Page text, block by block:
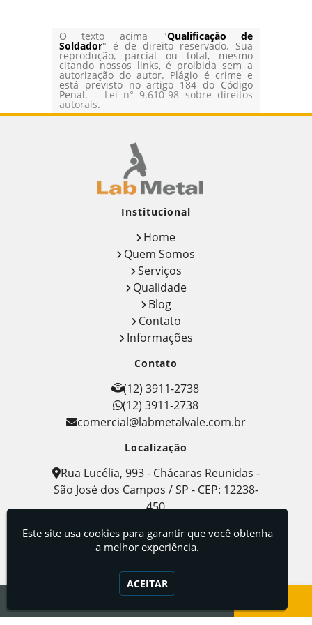
O texto acima "Qualificação de
Soldador" é de direito reservado. Sua
reprodução, parcial ou total, mesmo
citando nossos links, é proibida sem a
autorização do autor. Plágio é crime e
está previsto no artigo 184 do Código
Penal. – Lei n° 9.610-98 sobre direitos
autorais.
Institucional
Home
Quem Somos
Serviços
Qualidade
Blog
Contato
Informações
Contato
(12) 3911-2738
(12) 3911-2738
comercial@labmetalvale.com.br
Localização
Rua Lucélia, 993 - Chácaras Reunidas -
São José dos Campos / SP - CEP: 12238-
450
Labmetal - Indústria, Comércio e Serviços de
Metalografia
Este site usa cookies para garantir que você obtenha
a melhor experiência.
ACEITAR